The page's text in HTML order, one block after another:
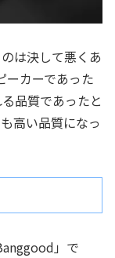
は決して悪くあ
ーカーであった
品質であったと
高い品質になっ
」で